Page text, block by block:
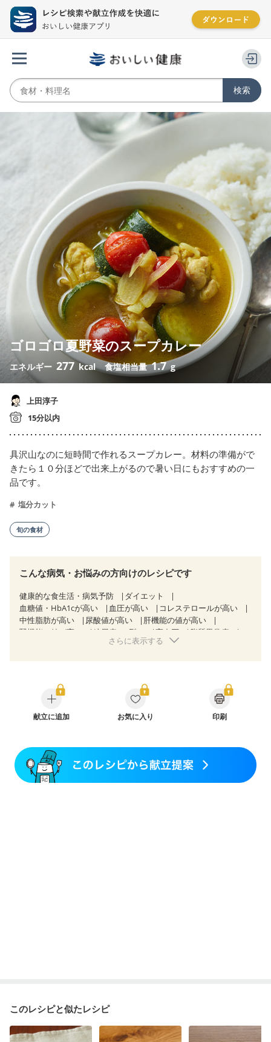
ゴロゴロ夏野菜のスープカレー
エネルギー 277 kcal 食塩相当量1.7 g
上田淳子
15分以内
具沢山なのに短時間で作れるスープカレー。材料の準備がで
きたら１０分ほどで出来上がるので暑い日にもおすすめの一
品です。
塩分カット
旬の食材
こんな病気・お悩みの方向けのレシピです
健康的な食生活・病気予防
ダイエット
血糖値・HbA1cが高い
血圧が高い
コレステロールが高い
中性脂肪が高い
尿酸値が高い
肝機能の値が高い
腎機能の値が高い
糖尿病（2型） 高血圧
脂質異常症
非アルコール性脂肪肝
CKD（ステージ２）
乳がん（抗がん剤治療中）
乳がん（ホルモン療法中）
乳がん（放射線治療中）
乳がん治療を終えた方・経過観察中の方など
食欲がない
ニキビ・肌荒れ
さらに表示する
献立に追加 お気に入り 印刷
このレシピと似たレシピ